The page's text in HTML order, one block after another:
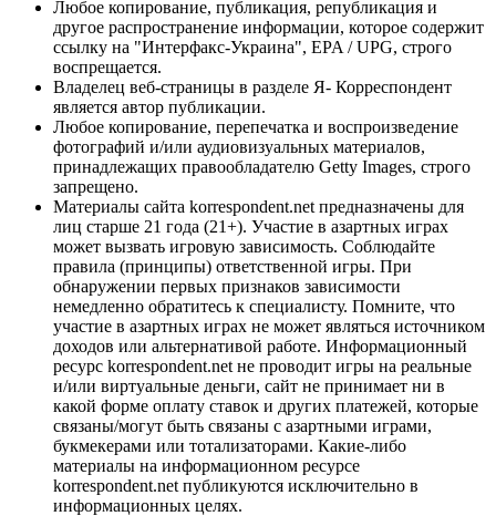
Любое копирование, публикация, републикация и
другое распространение информации, которое содержит
ссылку на "Интерфакс-Украина", EPA / UPG, строго
воспрещается.
Владелец веб-страницы в разделе Я- Корреспондент
является автор публикации.
Любое копирование, перепечатка и воспроизведение
фотографий и/или аудиовизуальных материалов,
принадлежащих правообладателю Getty Images, строго
запрещено.
Материалы сайта korrespondent.net предназначены для
лиц старше 21 года (21+). Участие в азартных играх
может вызвать игровую зависимость. Соблюдайте
правила (принципы) ответственной игры. При
обнаружении первых признаков зависимости
немедленно обратитесь к специалисту. Помните, что
участие в азартных играх не может являться источником
доходов или альтернативой работе. Информационный
ресурс korrespondent.net не проводит игры на реальные
и/или виртуальные деньги, сайт не принимает ни в
какой форме оплату ставок и других платежей, которые
связаны/могут быть связаны с азартными играми,
букмекерами или тотализаторами. Какие-либо
материалы на информационном ресурсе
korrespondent.net публикуются исключительно в
информационных целях.